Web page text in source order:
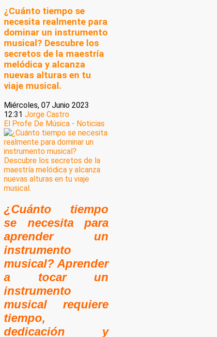
¿Cuánto tiempo se
necesita realmente para
dominar un instrumento
musical? Descubre los
secretos de la maestría
melódica y alcanza
nuevas alturas en tu
viaje musical.
Miércoles, 07 Junio 2023
12:31 Jorge Castro
El Profe De Música - Noticias
¿Cuánto tiempo
se necesita para
aprender un
instrumento
musical? Aprender
a tocar un
instrumento
musical requiere
tiempo,
dedicación y